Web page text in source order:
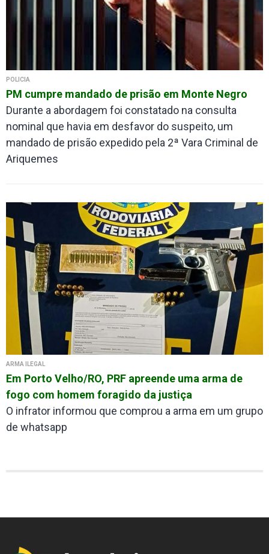
POLÍCIA
PM cumpre mandado de prisão em Monte Negro
Durante a abordagem foi constatado na consulta
nominal que havia em desfavor do suspeito, um
mandado de prisão expedido pela 2ª Vara Criminal de
Ariquemes
ARMA ILEGAL
Em Porto Velho/RO, PRF apreende uma arma de
fogo com homem foragido da justiça
O infrator informou que comprou a arma em um grupo
de whatsapp